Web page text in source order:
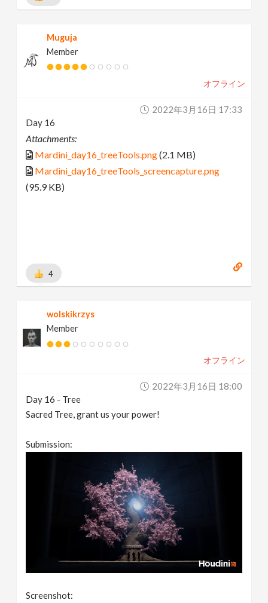
Muguja
Member
オフライン
2022年3月16日 17:33
Day 16
Attachments:
Mardini_day16_treeTools.png(2.1 MB)
Mardini_day16_treeTools_screencapture.png
(95.9 KB)
4
wolskikrzys
Member
オフライン
2022年3月16日 18:00
Day 16 - Tree
Sacred Tree, grant us your power!
Submission:
Screenshot: